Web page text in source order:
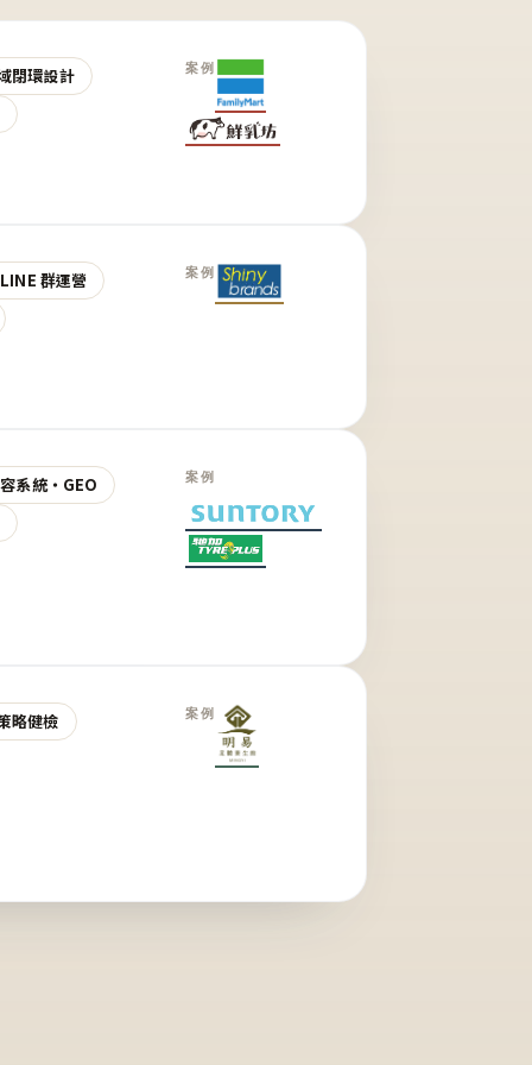
閉環設計
案例
群運營 案例
系統・GEO
案例
略健檢 案例